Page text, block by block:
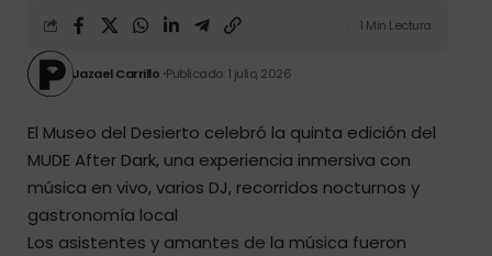
Jazael Carrillo Publicado: 1 julio, 2026
1 Min Lectura
El Museo del Desierto celebró la quinta edición del
MUDE After Dark, una experiencia inmersiva con
música en vivo, varios DJ, recorridos nocturnos y
gastronomía local
Los asistentes y amantes de la música fueron